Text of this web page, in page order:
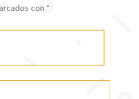
con *